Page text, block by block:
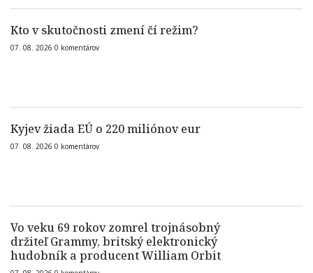
Kto v skutočnosti zmení čí režim?
07. 08. 2026 0 komentárov
Kyjev žiada EÚ o 220 miliónov eur
07. 08. 2026 0 komentárov
Vo veku 69 rokov zomrel trojnásobný
držiteľ Grammy, britský elektronický
hudobník a producent William Orbit